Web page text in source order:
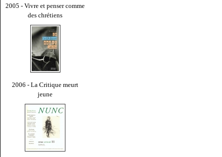
2005 - Vivre et penser comme
des chrétiens
2006 - La Critique meurt
jeune